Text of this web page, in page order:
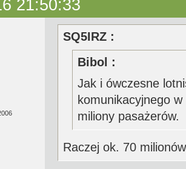
21:50:33
SQ5IRZ :
Bibol :
Jak i ówczesne
komunikacyjnego
miliony pasażerów.
Raczej ok. 70